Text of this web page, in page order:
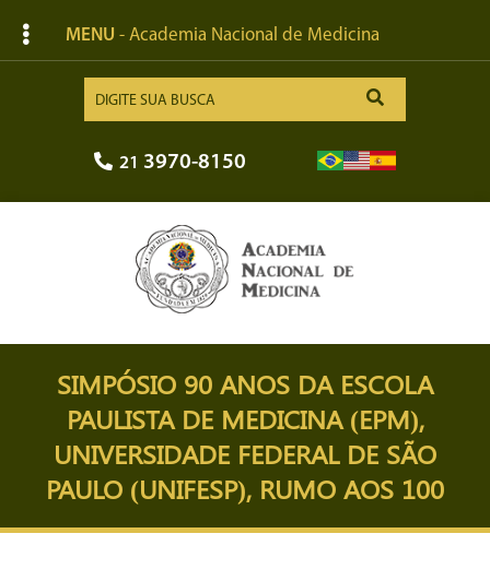
MENU - Academia Nacional de Medicina
21 3970-8150
SIMPÓSIO 90 ANOS DA ESCOLA
PAULISTA DE MEDICINA (EPM),
UNIVERSIDADE FEDERAL DE SÃO
PAULO (UNIFESP), RUMO AOS 100